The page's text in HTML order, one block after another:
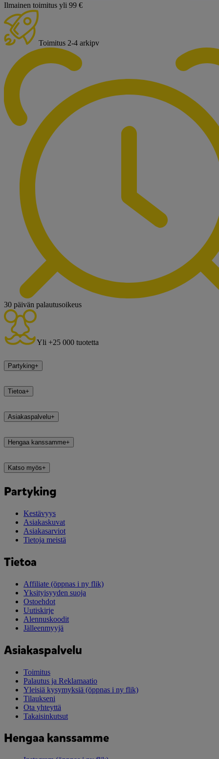
Ilmainen toimitus yli 99 €
Toimitus 2-4 arkipv
30 päivän palautusoikeus
Yli +25 000 tuotetta
Partyking+
Tietoa+
Asiakaspalvelu+
Hengaa kanssamme+
Katso myös+
Partyking
Kestävyys
Asiakaskuvat
Asiakasarviot
Tietoja meistä
Tietoa
Affiliate (öppnas i ny flik)
Yksityisyyden suoja
Ostoehdot
Uutiskirje
Alennuskoodit
Jälleenmyyjä
Asiakaspalvelu
Toimitus
Palautus ja Reklamaatio
Yleisiä kysymyksiä (öppnas i ny flik)
Tilaukseni
Ota yhteyttä
Takaisinkutsut
Hengaa kanssamme